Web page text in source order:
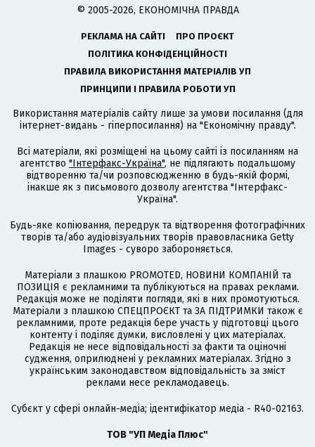
© 2005-2026, ЕКОНОМІЧНА ПРАВДА
РЕКЛАМА НА САЙТІ
ПРО ПРОЄКТ
ПОЛІТИКА КОНФІДЕНЦІЙНОСТІ
ПРАВИЛА ВИКОРИСТАННЯ МАТЕРІАЛІВ УП
ПРИНЦИПИ І ПРАВИЛА РОБОТИ УП
Використання матеріалів сайту лише за умови посилання (для
інтернет-видань - гіперпосилання) на "Економічну правду".
Всі матеріали, які розміщені на цьому сайті із посиланням на
агентство "Інтерфакс-Україна", не підлягають подальшому
відтворенню та/чи розповсюдженню в будь-якій формі,
інакше як з письмового дозволу агентства "Інтерфакс-
Україна".
Будь-яке копіювання, передрук та відтворення фотографічних
творів та/або аудіовізуальних творів правовласника Getty
Images - суворо забороняється.
Матеріали з плашкою PROMOTED, НОВИНИ КОМПАНІЙ та
ПОЗИЦІЯ є рекламними та публікуються на правах реклами.
Редакція може не поділяти погляди, які в них промотуються.
Матеріали з плашкою СПЕЦПРОЄКТ та ЗА ПІДТРИМКИ також є
рекламними, проте редакція бере участь у підготовці цього
контенту і поділяє думки, висловлені у цих матеріалах.
Редакція не несе відповідальності за факти та оціночні
судження, оприлюднені у рекламних матеріалах. Згідно з
українським законодавством відповідальність за зміст
реклами несе рекламодавець.
Cубєкт у сфері онлайн-медіа; ідентифікатор медіа - R40-02163.
ТОВ "УП Медіа Плюс"